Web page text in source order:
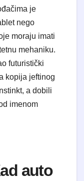
je
nego
moraju imati
mehaniku.
futuristički
kopija jeftinog
a dobili
imenom
auto